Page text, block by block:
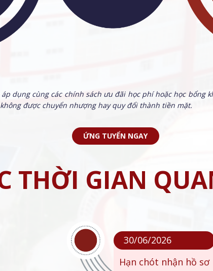
dụng cùng các chính sách ưu đãi học phí hoặc học bổng
được chuyển nhượng hay quy đổi thành tiền mặt.
THỜI GIAN
Hạn chót nhận hồ sơ
30/06/2026
ỨNG TUYỂN NGAY